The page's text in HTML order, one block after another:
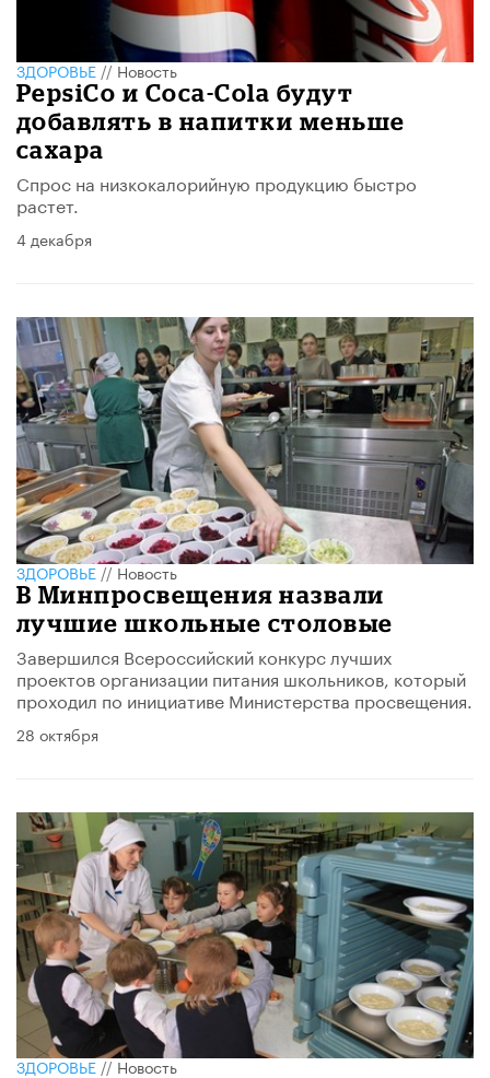
ЗДОРОВЬЕ//Новость
PepsiCo и Coca-Cola будут
добавлять в напитки меньше
сахара
Спрос на низкокалорийную продукцию быстро
растет.
4 декабря
ЗДОРОВЬЕ//Новость
В Минпросвещения назвали
лучшие школьные столовые
Завершился Всероссийский конкурс лучших
проектов организации питания школьников, который
проходил по инициативе Министерства просвещения.
28 октября
ЗДОРОВЬЕ//Новость